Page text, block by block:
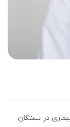
در بستگان